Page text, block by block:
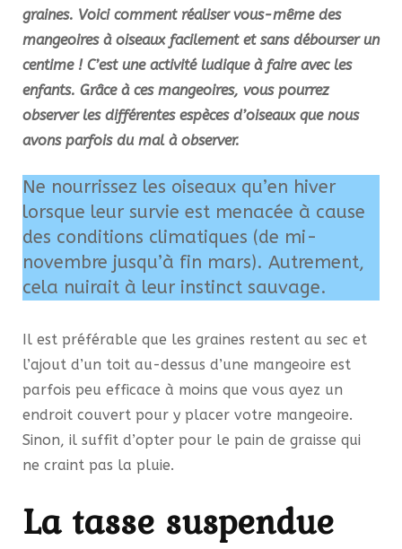
graines. Voici comment réaliser vous-même des
mangeoires à oiseaux facilement et sans débourser un
centime ! C’est une activité ludique à faire avec les
enfants. Grâce à ces mangeoires, vous pourrez
observer les différentes espèces d’oiseaux que nous
avons parfois du mal à observer.
Ne nourrissez les oiseaux qu’en hiver
lorsque leur survie est menacée à cause
des conditions climatiques (de mi-
novembre jusqu’à fin mars). Autrement,
cela nuirait à leur instinct sauvage.
Il est préférable que les graines restent au sec et
l’ajout d’un toit au-dessus d’une mangeoire est
parfois peu efficace à moins que vous ayez un
endroit couvert pour y placer votre mangeoire.
Sinon, il suffit d’opter pour le pain de graisse qui
ne craint pas la pluie.
La tasse suspendue